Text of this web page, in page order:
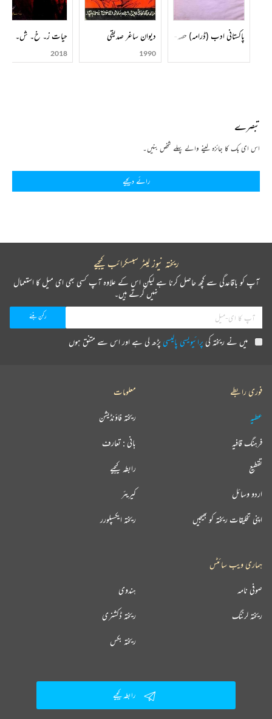
پاکستانی ادب (ڈرامہ) حصہ-001 دیوان ساغر صدیقی
1990
حیات ز۔ خ۔ ش۔
2018
تبصرے
اس ای بک کا جائزہ لینے والے پہلے شخص بنیں۔
رائے دیجیے
ریختہ نیوز لیٹر سبسکرائب کیجیے
آپ کو باقاعدگی سے کچھ حاصل کرنا ہے لیکن اس کے علاوہ آپ کسی بھی ای میل کا استعمال
نہیں کرتے ہیں۔
میں نے ریختہ کیپرائیویسی پالیسیپڑھ لی ہے اور اس سے متفق ہوں
فوری رابطے
عطیہ
فرہنگ قافیہ
تقطیع
اردو وسائل
اپنی تخلیقات ریختہ کو بھیجیں
معلومات
ریختہ فاؤنڈیشن
بانی : تعارف
رابطہ کیجیے
کیریئر
ریختہ ایکسپلورر
ہماری ویب سائٹس
ہندوی صوفی نامہ
ریختہ ڈکشنری ریختہ لرننگ
ریختہ بکس
رابطہ کیجیے